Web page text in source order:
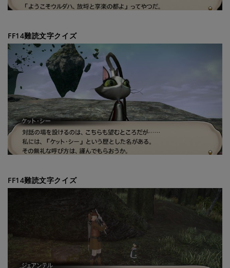
FF14難読文字クイズ
FF14難読文字クイズ